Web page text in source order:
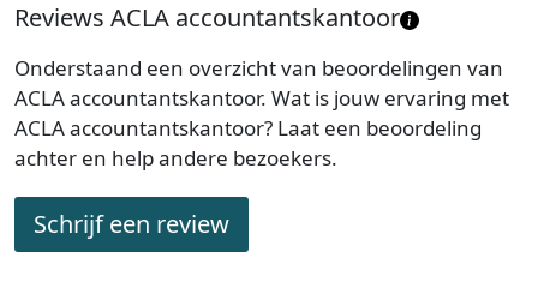
Reviews ACLA accountantskantoor
Onderstaand een overzicht van beoordelingen van
ACLA accountantskantoor. Wat is jouw ervaring met
ACLA accountantskantoor? Laat een beoordeling
achter en help andere bezoekers.
Schrijf een review